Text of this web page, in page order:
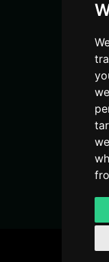
MCVadisi